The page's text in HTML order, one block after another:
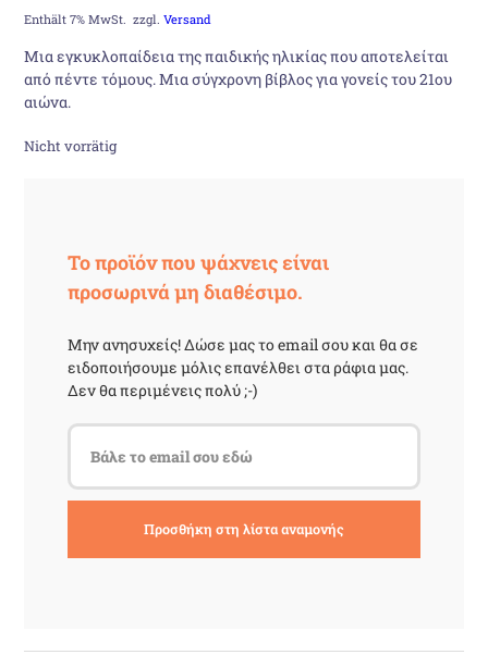
Preis
war:
ist:
Enthält 7% MwSt. zzgl.Versand
Μια εγκυκλοπαίδεια της παιδικής ηλικίας που αποτελείται
από πέντε τόμους. Μια σύγχρονη βίβλος για γονείς του 21ου
αιώνα.
Nicht vorrätig
Το προϊόν που ψάχνεις είναι
προσωρινά μη διαθέσιμο.
Μην ανησυχείς! Δώσε μας το email σου και θα σε
ειδοποιήσουμε μόλις επανέλθει στα ράφια μας.
Δεν θα περιμένεις πολύ ;-)